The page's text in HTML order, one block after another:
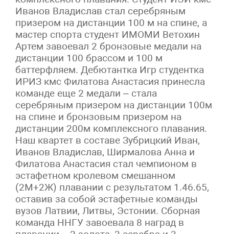
Иванов Владислав стал серебряным
призером на дистанции 100 м на спине, а
мастер спорта студент ИМОМИ Ветохин
Артем завоевал 2 бронзовые медали на
дистанции 100 брассом и 100 м
баттерфляем. Дебютантка Игр студентка
ИРИЗ кмс Филатова Анастасия принесла
команде еще 2 медали – стала
серебряным призером на дистанции 100м
на спине и бронзовым призером на
дистанции 200м комплексного плавания.
Наш квартет в составе Зубрицкий Иван,
Иванов Владислав, Ширмалова Анна и
Филатова Анастасия стал чемпионом в
эстафетном кролевом смешанном
(2М+2Ж) плавании с результатом 1.46.65,
оставив за собой эстафетные команды
вузов Латвии, Литвы, Эстонии. Сборная
команда ННГУ завоевала 8 наград в